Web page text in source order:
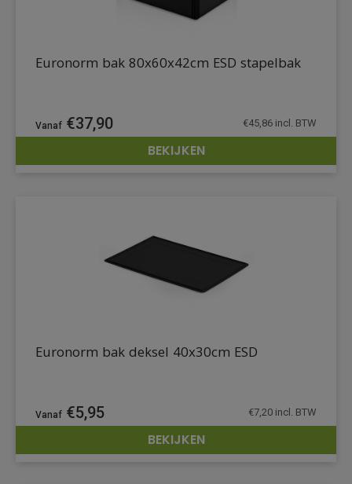
DETAILS
Euronorm bak 80x60x42cm ESD stapelbak
€37,90 €45,86 incl. BTW
BEKIJKEN
DETAILS
Euronorm bak deksel 40x30cm ESD
€5,95 €7,20 incl. BTW
BEKIJKEN